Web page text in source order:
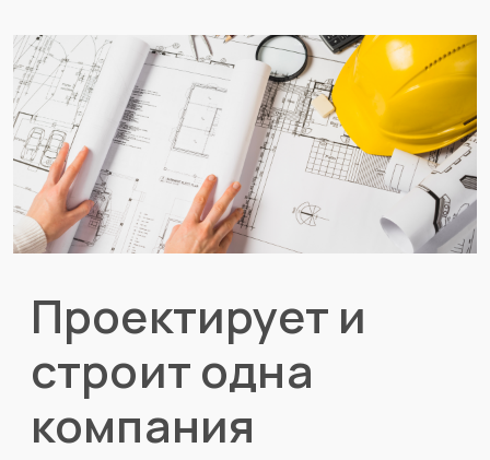
Проектирует и
строит одна
компания